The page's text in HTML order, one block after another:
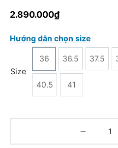
2.890.000₫
Hướng dẫn chọn size
Size
36 36.5 37.5
40.5 41